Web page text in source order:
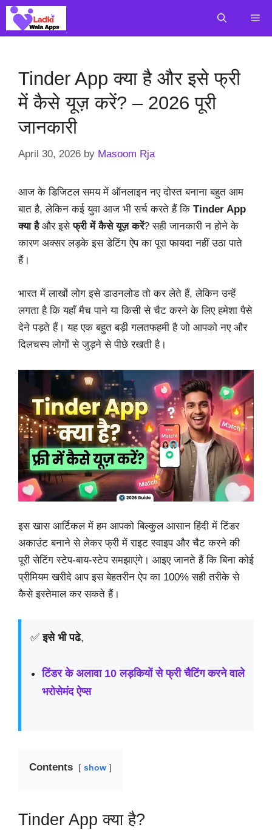
Skip
Tinder App क्या है और इसे फ्री
में कैसे यूज़ करें? – 2026 पूरी
जानकारी
April 30, 2026 by Masoom Rja
आज के डिजिटल समय में ऑनलाइन नए दोस्त बनाना बहुत आम
बात है, लेकिन कई युवा आज भी सर्च करते हैं कि Tinder App
क्या हैऔर इसेफ्री में कैसे यूज़ करें? सही जानकारी न होने के
कारण अक्सर लड़के इस डेटिंग ऐप का पूरा फायदा नहीं उठा पाते
हैं।
भारत में लाखों लोग इसे डाउनलोड तो कर लेते हैं, लेकिन उन्हें
लगता है कि यहाँ मैच पाने या किसी से चैट करने के लिए हमेशा पैसे
देने पड़ते हैं। यह एक बहुत बड़ी गलतफहमी है जो आपको नए और
दिलचस्प लोगों से जुड़ने से पीछे रखती है।
इस खास आर्टिकल में हम आपको बिल्कुल आसान हिंदी में टिंडर
अकाउंट बनाने से लेकर फ्री में राइट स्वाइप और चैट करने की
पूरी सेटिंग स्टेप-बाय-स्टेप समझाएंगे। आइए जानते हैं कि बिना कोई
प्रीमियम खरीदे आप इस बेहतरीन ऐप का 100% सही तरीके से
कैसे इस्तेमाल कर सकते हैं।
✅इसे भी पढे,
टिंडर के अलावा 10लड़कियों से फ्री चैटिंग करने वाले
भरोसेमंद ऐप्स
Contents show
Tinder App क्या है?